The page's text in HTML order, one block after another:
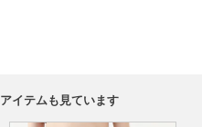
イテムも見ています